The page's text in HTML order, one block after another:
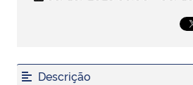
Ministério da Mulher, da Família e dos Direitos
Descrição